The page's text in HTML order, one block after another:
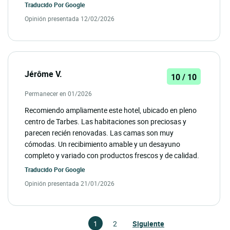
Traducido PorGoogle
Opinión presentada 12/02/2026
Jérôme V. 10 / 10
Permanecer en 01/2026
Recomiendo ampliamente este hotel, ubicado en pleno
centro de Tarbes. Las habitaciones son preciosas y
parecen recién renovadas. Las camas son muy
cómodas. Un recibimiento amable y un desayuno
completo y variado con productos frescos y de calidad.
Traducido PorGoogle
Opinión presentada 21/01/2026
1 2 Siguiente